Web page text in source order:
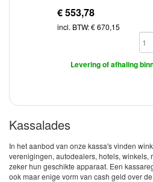
€ 553,78
incl. BTW: € 670,15
Levering of afhaling
Kassalades
In het aanbod van onze kassa's vinden
verenigingen, autodealers, hotels, winkels,
zeker hun geschikte apparaat. Een
ook maar enige vorm van cash geld over